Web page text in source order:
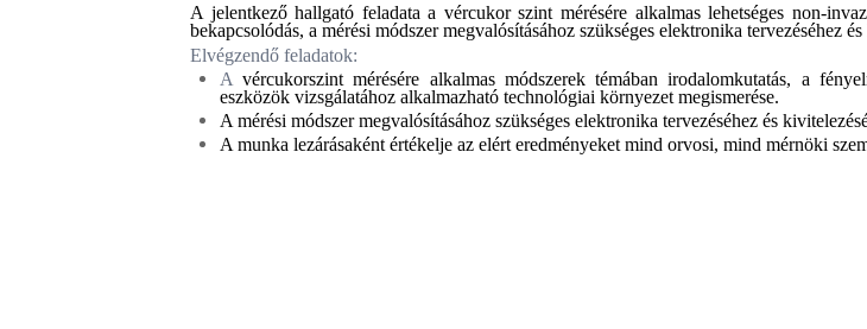
A jelentkezőhallgató feladata a vércukor szint mérésére alkalmas lehetséges non-
bekapcsolódás, a mérési módszer megvalósításához szükséges elektronika tervezéséhez és
Elvégzendő feladatok:
Avércukorszint mérésére alkalmas módszerektémában irodalomkutatás, a fény
eszközök vizsgálatához alkalmazható technológiai környezet megismerése.
A mérési módszer megvalósításához szükséges elektronika tervezéséhez és kivitelezés
A munka lezárásaként értékelje az elért eredményeket mind orvosi, mind mérnöki